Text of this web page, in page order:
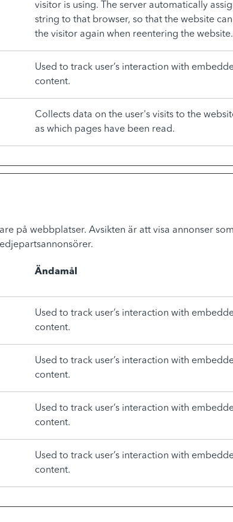
visitor is using. The server automatically
string to that browser, so that the website
the visitor again when reentering the website.
Used to track user’s interaction with
content.
Collects data on the user's visits to the
as which pages have been read.
på webbplatser. Avsikten är att visa annonser
Ändamål
Used to track user’s interaction with
content.
Used to track user’s interaction with
content.
Used to track user’s interaction with
content.
Used to track user’s interaction with
content.